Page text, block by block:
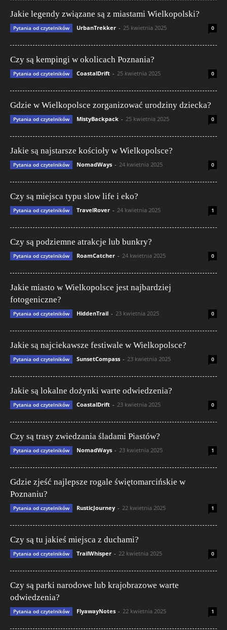
Jakie legendy związane są z miastami Wielkopolski?
Pytania od czytelników UrbanTrekker - 25 kwietnia 2025 0
Czy są kempingi w okolicach Poznania?
Pytania od czytelników CoastalDrift - 25 kwietnia 2025 0
Gdzie w Wielkopolsce zorganizować urodziny dziecka?
Pytania od czytelników MistyBackpack - 25 kwietnia 2025 0
Jakie są najstarsze kościoły w Wielkopolsce?
Pytania od czytelników NomadWays - 24 kwietnia 2025 0
Czy są miejsca typu slow life i eko?
Pytania od czytelników TravelRover - 24 kwietnia 2025 1
Czy są podziemne atrakcje lub bunkry?
Pytania od czytelników RoamCatcher - 24 kwietnia 2025 0
Jakie miasto w Wielkopolsce jest najbardziej
fotogeniczne?
Pytania od czytelników HiddenTrail - 23 kwietnia 2025 0
Jakie są najciekawsze festiwale w Wielkopolsce?
Pytania od czytelników SunsetCompass - 23 kwietnia 2025 0
Jakie są lokalne dożynki warte odwiedzenia?
Pytania od czytelników CoastalDrift - 23 kwietnia 2025 0
Czy są trasy zwiedzania śladami Piastów?
Pytania od czytelników NomadWays - 23 kwietnia 2025 1
Gdzie zjeść najlepsze rogale świętomarcińskie w
Poznaniu?
Pytania od czytelników RusticJourney - 22 kwietnia 2025 1
Czy są tu jakieś miejsca z duchami?
Pytania od czytelników TrailWhisper - 22 kwietnia 2025 0
Czy są parki narodowe lub krajobrazowe warte
odwiedzenia?
Pytania od czytelników FlyawayNotes - 22 kwietnia 2025 1